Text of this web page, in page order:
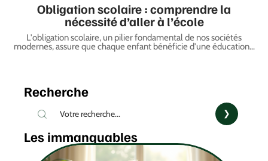
Obligation scolaire : comprendre la
nécessité d’aller à l’école
L'obligation scolaire, un pilier fondamental de nos sociétés
modernes, assure que chaque enfant bénéficie d'une éducation…
Recherche
Les immanquables